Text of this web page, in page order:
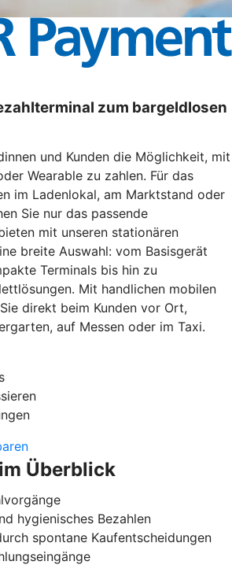
zum bargeldlosen
und Kunden die Möglichkeit, mit
Wearable zu zahlen. Für das
im Ladenlokal, am Marktstand oder
Sie nur das passende
mit unseren stationären
breite Auswahl: vom Basisgerät
Terminals bis hin zu
Mit handlichen mobilen
direkt beim Kunden vor Ort,
auf Messen oder im Taxi.
Überblick
hygienisches Bezahlen
spontane Kaufentscheidungen